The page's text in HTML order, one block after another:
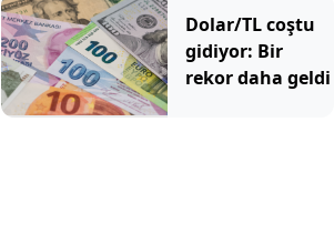
Dolar/TL coştu
gidiyor: Bir
rekor daha geldi